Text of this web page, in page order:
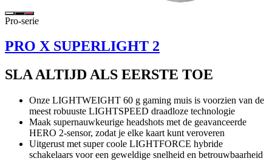
Pro-serie
PRO X SUPERLIGHT 2
SLA ALTIJD ALS EERSTE TOE
Onze LIGHTWEIGHT 60 g gaming muis is voorzien van de
meest robuuste LIGHTSPEED draadloze technologie
Maak supernauwkeurige headshots met de geavanceerde
HERO 2-sensor, zodat je elke kaart kunt veroveren
Uitgerust met super coole LIGHTFORCE hybride
schakelaars voor een geweldige snelheid en betrouwbaarheid